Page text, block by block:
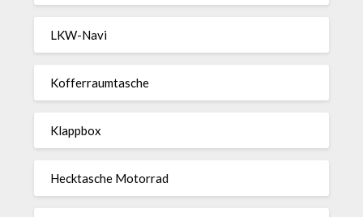
LKW-Navi
Kof­fer­raum­ta­sche
Klappbox
Heck­ta­sche Motorrad